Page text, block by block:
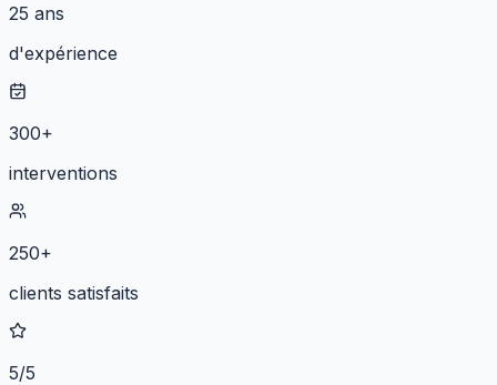
25 ans
d'expérience
300+
interventions
250+
clients satisfaits
5/5